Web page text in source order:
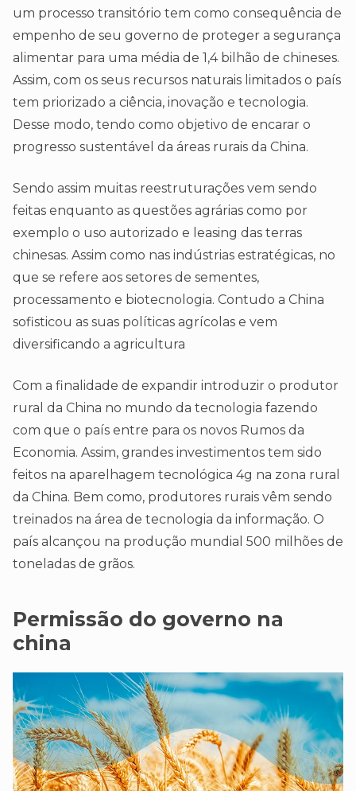
um processo transitório tem como consequência de
empenho de seu governo de proteger a segurança
alimentar para uma média de 1,4 bilhão de chineses.
Assim, com os seus recursos naturais limitados o país
tem priorizado a ciência, inovação e tecnologia.
Desse modo, tendo como objetivo de encarar o
progresso sustentável da áreas rurais da China.
Sendo assim muitas reestruturações vem sendo
feitas enquanto as questões agrárias como por
exemplo o uso autorizado e leasing das terras
chinesas. Assim como nas indústrias estratégicas, no
que se refere aos setores de sementes,
processamento e biotecnologia. Contudo a China
sofisticou as suas políticas agrícolas e vem
diversificando a agricultura
Com a finalidade de expandir introduzir o produtor
rural da China no mundo da tecnologia fazendo
com que o país entre para os novos Rumos da
Economia. Assim, grandes investimentos tem sido
feitos na aparelhagem tecnológica 4g na zona rural
da China. Bem como, produtores rurais vêm sendo
treinados na área de tecnologia da informação. O
país alcançou na produção mundial 500 milhões de
toneladas de grãos.
Permissão do governo na
china